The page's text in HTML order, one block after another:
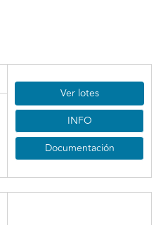
Ver lotes
INFO
Documentación